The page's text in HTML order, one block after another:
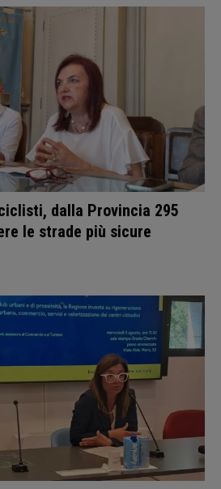
dalla Provincia 295
le strade più sicure